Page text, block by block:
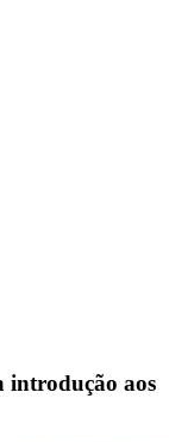
introdução aos